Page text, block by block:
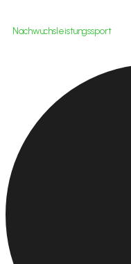
Nachwuchsleistungssport